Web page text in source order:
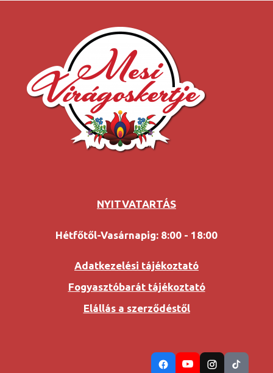
NYITVATARTÁS
Hétfőtől-Vasárnapig: 8:00 - 18:00
Adatkezelési tájékoztató
Fogyasztóbarát tájékoztató
Elállás a szerződéstől